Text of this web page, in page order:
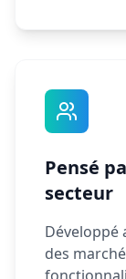
Pensé
secteur
Développé
des